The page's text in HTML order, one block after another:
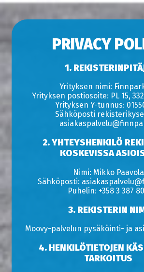
PRIVACY
1.
Yrityksen nimi:
Yrityksen postiosoite: PL 15,
Yrityksen Y-tunnus:
Sähköposti
2. YHTEYSHENKILÖ
KOSKEVISSA
Nimi: Mikko Paavola
Sähköposti:
Puhelin: +358 3 387
3. REKISTERIN
Moovy-palvelun pysäköinti- ja
4. HENKILÖTIETOJEN
TARKOITUS